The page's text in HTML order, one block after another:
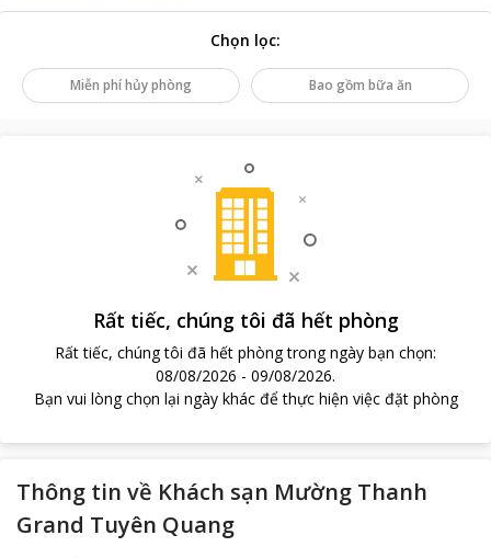
Chọn lọc:
Miễn phí hủy phòng Bao gồm bữa ăn
Rất tiếc, chúng tôi đã hết phòng
Rất tiếc, chúng tôi đã hết phòng trong ngày bạn chọn:
08/08/2026 - 09/08/2026.
Bạn vui lòng chọn lại ngày khác để thực hiện việc đặt phòng
Thông tin về Khách sạn Mường Thanh
Grand Tuyên Quang